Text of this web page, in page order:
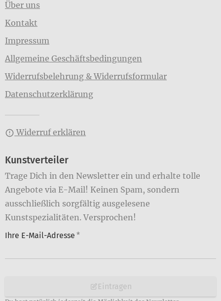
Über uns
Kontakt
Impressum
Allgemeine Geschäftsbedingungen
Widerrufsbelehrung & Widerrufsformular
Datenschutzerklärung
Widerruf erklären
Kunstverteiler
Trage Dich in den Newsletter ein und erhalte tolle
Angebote via E-Mail! Keinen Spam, sondern
ausschließlich sorgfältig ausgelesene
Kunstspezialitäten. Versprochen!
Ihre E-Mail-Adresse *
Eintragen